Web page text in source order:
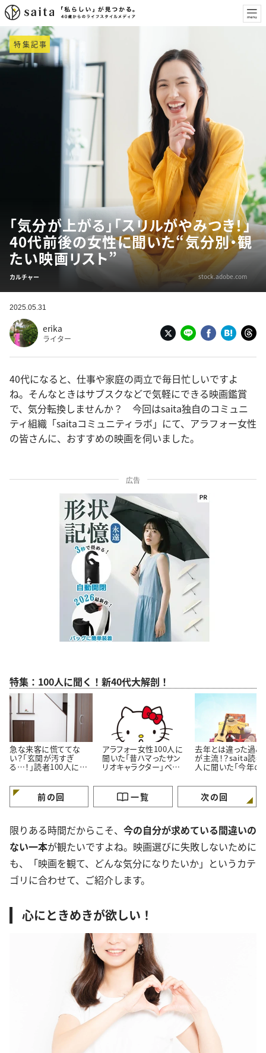
特集記事
「気分が上がる」「スリルがやみつき！」
40代前後の女性に聞いた“気分別・観
たい映画リスト”
カルチャー stock.adobe.com
2025.05.31
erika
ライター
40代になると、仕事や家庭の両立で毎日忙しいですよ
ね。そんなときはサブスクなどで気軽にできる映画鑑賞
で、気分転換しませんか？ 今回はsaita独自のコミュニ
ティ組織「saitaコミュニティラボ」にて、アラフォー女性
の皆さんに、おすすめの映画を伺いました。
広告
特集：100人に聞く！新40代大解剖！
急な来客に慌ててな
い？「玄関が汚すぎ
る…！」読者100人に聞
ておくコツ」3選
アラフォー女性100人に
聞いた「昔ハマったサン
リオキャラクター」ベス
ーがランクイン
去年とは違った過ご
が主流！？saita読
人に聞いた「今年の
前の回 一覧 次の回
限りある時間だからこそ、 今の自分が求めている間違いの
ない一本が観たいですよね。映画選びに失敗しないために
も、「映画を観て、どんな気分になりたいか」というカテ
ゴリに合わせて、ご紹介します。
心にときめきが欲しい！